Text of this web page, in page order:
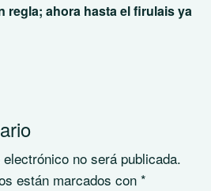
regla; ahora hasta el firulais ya
no será publicada.
están marcados con *